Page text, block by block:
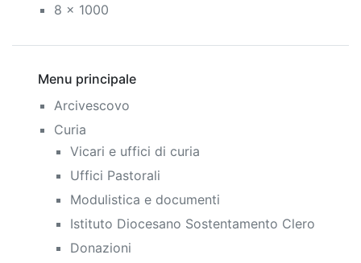
8 x 1000
Menu principale
Arcivescovo
Curia
Vicari e uffici di curia
Uffici Pastorali
Modulistica e documenti
Istituto Diocesano Sostentamento Clero
Donazioni